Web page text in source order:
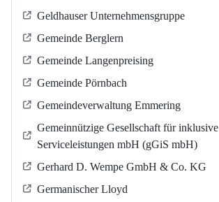
Geldhauser Unternehmensgruppe
Gemeinde Berglern
Gemeinde Langenpreising
Gemeinde Pörnbach
Gemeindeverwaltung Emmering
Gemeinnützige Gesellschaft für inklusive
Serviceleistungen mbH (gGiS mbH)
Gerhard D. Wempe GmbH & Co. KG
Germanischer Lloyd